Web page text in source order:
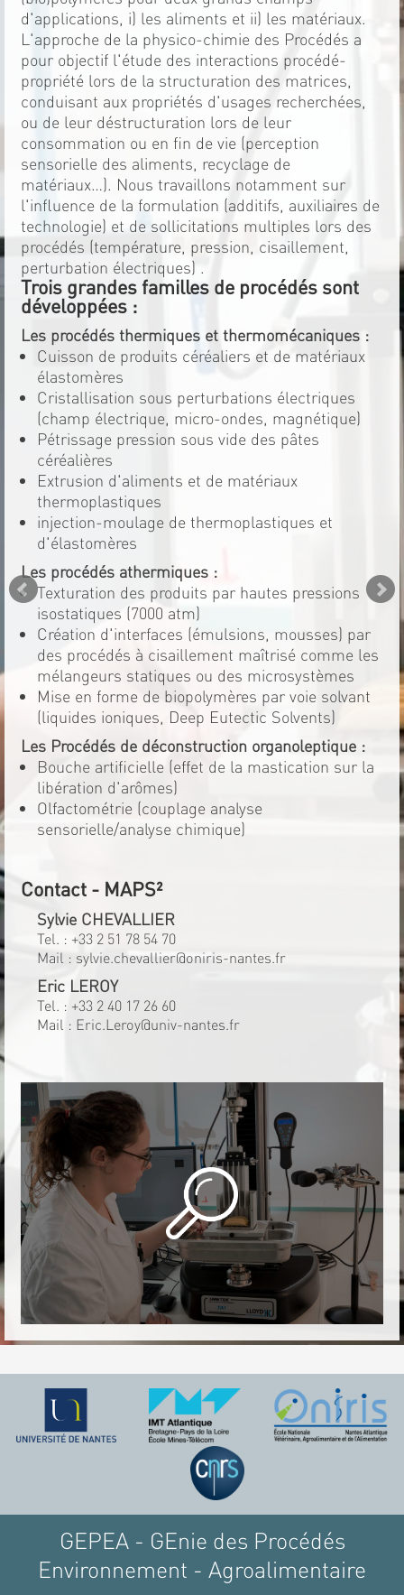
d'applications, i) les aliments et ii) les matériaux.
L'approche de la physico-chimie des Procédés a
pour objectif l'étude des interactions procédé-
propriété lors de la structuration des matrices,
conduisant aux propriétés d'usages recherchées,
ou de leur déstructuration lors de leur
consommation ou en fin de vie (perception
sensorielle des aliments, recyclage de
matériaux…). Nous travaillons notamment sur
l'influence de la formulation (additifs, auxiliaires de
technologie) et de sollicitations multiples lors des
procédés (température, pression, cisaillement,
perturbation électriques) .
Trois grandes familles de procédés sont
développées :
Les procédés thermiques et thermomécaniques :
Cuisson de produits céréaliers et de matériaux
élastomères
Cristallisation sous perturbations électriques
(champ électrique, micro-ondes, magnétique)
Pétrissage pression sous vide des pâtes
céréalières
Extrusion d'aliments et de matériaux
thermoplastiques
injection-moulage de thermoplastiques et
d'élastomères
Les procédés athermiques :
Texturation des produits par hautes pressions
isostatiques (7000 atm)
Création d'interfaces (émulsions, mousses) par
des procédés à cisaillement maîtrisé comme les
mélangeurs statiques ou des microsystèmes
Mise en forme de biopolymères par voie solvant
(liquides ioniques, Deep Eutectic Solvents)
Les Procédés de déconstruction organoleptique :
Bouche artificielle (effet de la mastication sur la
libération d'arômes)
Olfactométrie (couplage analyse
sensorielle/analyse chimique)
Contact - MAPS²
Sylvie CHEVALLIER
Tel. : +33 2 51 78 54 70
Mail : sylvie.chevallier@oniris-nantes.fr
Eric LEROY
Tel. : +33 2 40 17 26 60
Mail : Eric.Leroy@univ-nantes.fr
GEPEA - GEnie des Procédés
Environnement - Agroalimentaire